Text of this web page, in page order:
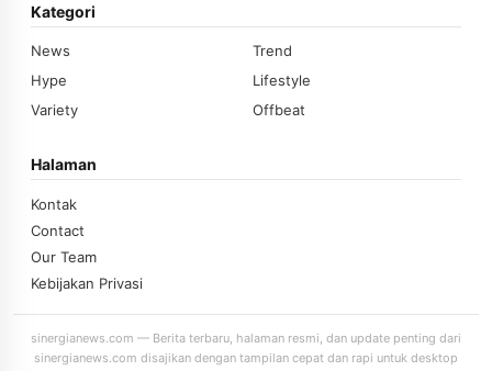
Kategori
News
Trend
Hype
Lifestyle
Variety
Offbeat
Halaman
Kontak
Contact
Our Team
Kebijakan Privasi
sinergianews.com — Berita terbaru, halaman resmi, dan update penting dari
sinergianews.com disajikan dengan tampilan cepat dan rapi untuk desktop